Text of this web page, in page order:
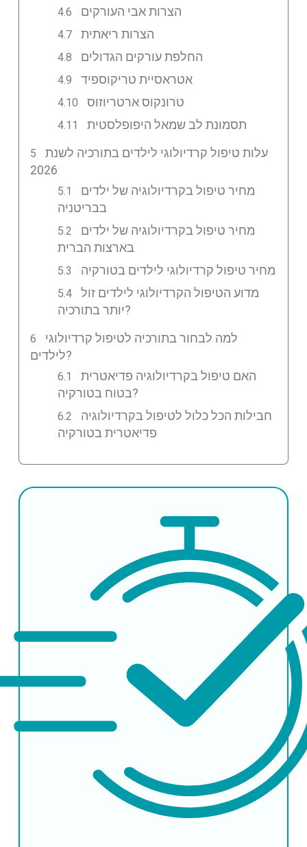
הצרות אבי העורקים
הצרות ריאתית
החלפת עורקים הגדולים
אטראסיית טריקוספיד
טרונקוס ארטריוזוס
תסמונת לב שמאל היפופלסטית
עלות טיפול קרדיולוגי לילדים בתורכיה לשנת
2026
מחיר טיפול בקרדיולוגיה של ילדים
בבריטניה
מחיר טיפול בקרדיולוגיה של ילדים
בארצות הברית
מחיר טיפול קרדיולוגי לילדים בטורקיה
מדוע הטיפול הקרדיולוגי לילדים זול
יותר בתורכיה?
למה לבחור בתורכיה לטיפול קרדיולוגי
לילדים?
האם טיפול בקרדיולוגיה פדיאטרית
בטוח בטורקיה?
חבילות הכל כלול לטיפול בקרדיולוגיה
פדיאטרית בטורקיה